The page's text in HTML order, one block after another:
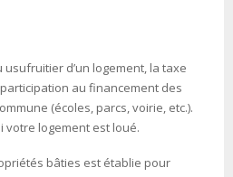
d’un logement, la taxe
au financement des
(écoles, parcs, voirie, etc.).
votre logement est loué.
bâties est établie pour